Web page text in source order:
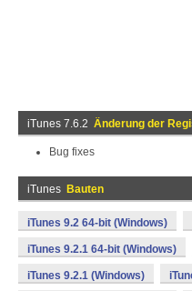
iTunes 7.6.2 Änderung der
Bug fixes
iTunes Bauten
iTunes 9.2 64-bit (Windows)
iTunes 9.2.1 64-bit (Windows)
iTunes 9.2.1 (Windows)